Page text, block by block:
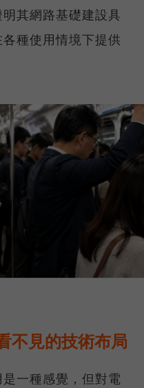
其網路基礎建設具
種使用情境下提供
不見的技術布局
一種感覺，但對電